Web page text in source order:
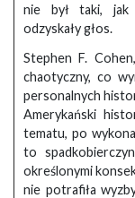
nie był taki, jak
odzyskały głos.
Stephen F.
chaotyczny, co
personalnych
Amerykański
tematu, po
to
określonymi
nie potrafiła